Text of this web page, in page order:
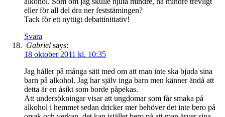
eller för all del dra ner feststämingen?
Tack för ett nyttigt debattinitiativ!
Svara
Gabriel says:
18 oktober 2011 kl. 10:35
Jag håller på många sätt med om att man inte ska bjuda sina
barn på alkohol. Jag har själv inga barn men känner ändå att
detta är en åsikt som borde påpekas.
Att undersökningar visar att ungdomar som får smaka på
alkohol i hemmet sedan dricker mer behöver det inte bero på